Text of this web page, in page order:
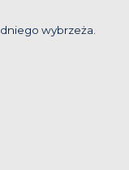
wybrzeża.